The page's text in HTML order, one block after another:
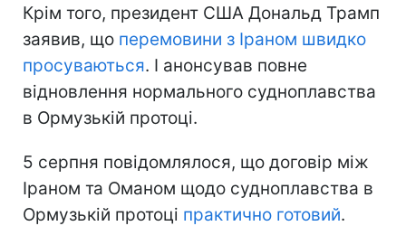
Крім того, президент США Дональд Трамп
заявив, що перемовини з Іраном швидко
просуваються. І анонсував повне
відновлення нормального судноплавства
в Ормузькій протоці.
5 серпня повідомлялося, що договір між
Іраном та Оманом щодо судноплавства в
Ормузькій протоці практично готовий.